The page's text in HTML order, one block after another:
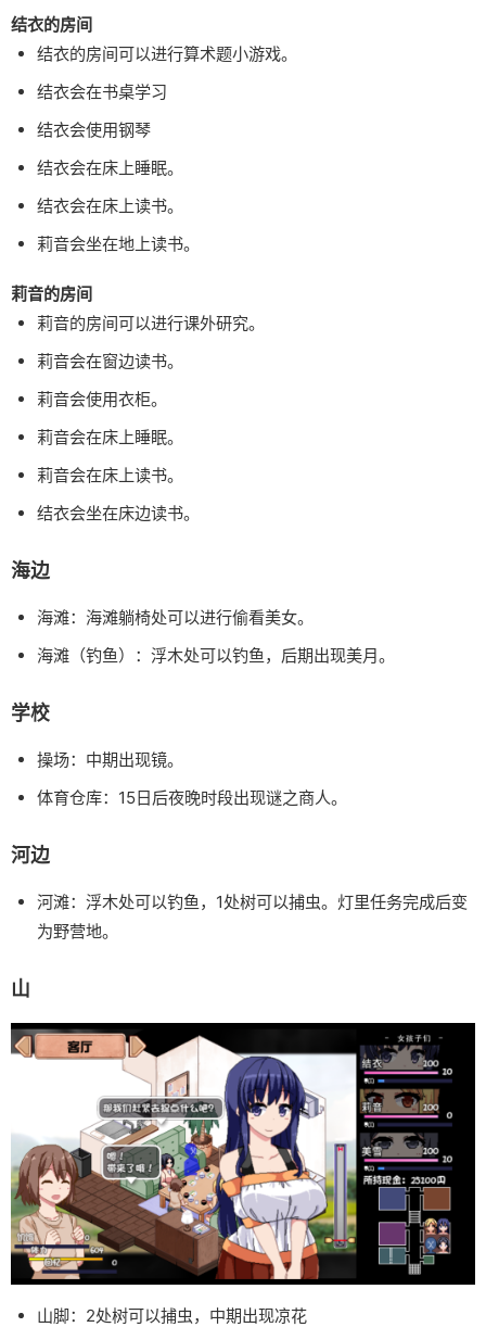
结衣的房间
结衣的房间可以进行算术题小游戏。
结衣会在书桌学习
结衣会使用钢琴
结衣会在床上睡眠。
结衣会在床上读书。
莉音会坐在地上读书。
莉音的房间
莉音的房间可以进行课外研究。
莉音会在窗边读书。
莉音会使用衣柜。
莉音会在床上睡眠。
莉音会在床上读书。
结衣会坐在床边读书。
海边
海滩：海滩躺椅处可以进行偷看美女。
海滩（钓鱼）：浮木处可以钓鱼，后期出现美月。
学校
操场：中期出现镜。
体育仓库：15日后夜晚时段出现谜之商人。
河边
河滩：浮木处可以钓鱼，1处树可以捕虫。灯里任务完成后变
为野营地。
山
山脚：2处树可以捕虫，中期出现凉花